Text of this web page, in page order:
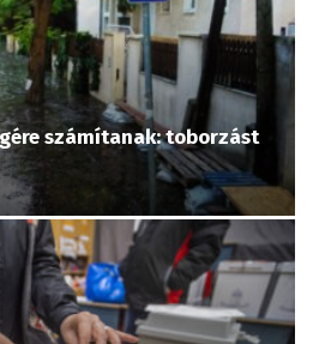
számítanak: toborzást